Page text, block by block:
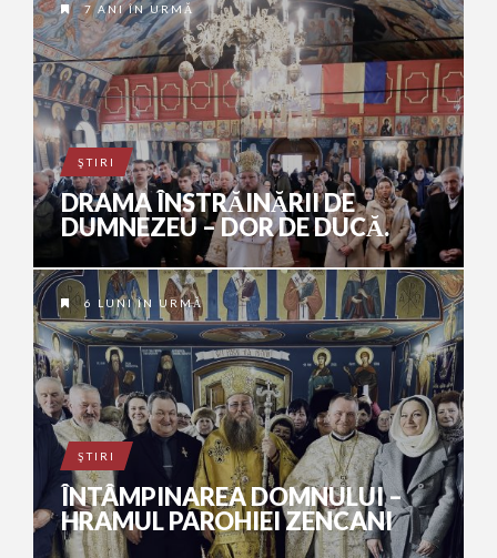
7 ANI ÎN URMĂ
ŞTIRI
DRAMA ÎNSTRĂINĂRII DE
DUMNEZEU – DOR DE DUCĂ.
6 LUNI ÎN URMĂ
ŞTIRI
ÎNTÂMPINAREA DOMNULUI –
HRAMUL PAROHIEI ZENCANI